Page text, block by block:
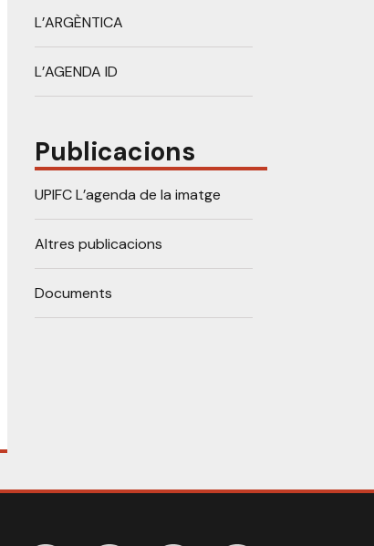
L’ARGÈNTICA
L’AGENDA ID
Publicacions
UPIFC L’agenda de la imatge
Altres publicacions
Documents